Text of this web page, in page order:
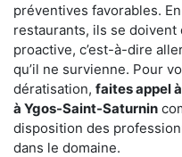
préventives favorables.
restaurants, ils se doivent
proactive, c’est-à-dire
qu’il ne survienne. Pour
dératisation, faites appel
à Ygos-Saint-Saturnin
disposition des
dans le domaine.